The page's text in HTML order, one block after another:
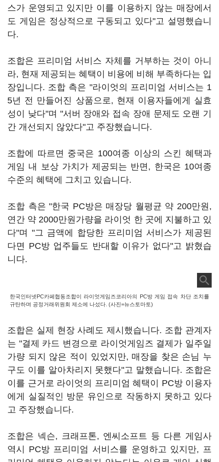
스가 운영되고 있지만 이를 이용하지 않는 매장에서
도 게임은 정상적으로 구동되고 있다"고 설명했습니
다.
조합은 프리미엄 서비스 자체를 거부하는 것이 아니
라, 현재 제공되는 혜택이 비용에 비해 부족하다는 입
장입니다. 조합 측은 "라이엇의 프리미엄 서비스는 1
5년 전 만들어진 상품으로, 현재 이용자들에게 실효
성이 낮다"며 "서버 장애와 접속 장애 문제도 오랜 기
간 개선되지 않았다"고 주장했습니다.
조합에 따르면 중국은 100여종 이상의 스킨 혜택과
게임 내 보상 가치가 제공되는 반면, 한국은 10여종
수준의 혜택에 그치고 있습니다.
조합 측은 "한국 PC방은 매장당 월평균 약 200만원,
연간 약 2000만원가량을 라이엇 한 곳에 지불하고 있
다"며 "그 금액에 합당한 프리미엄 서비스가 제공된
다면 PC방 업주들도 반대할 이유가 없다"고 밝혔습
니다.
한국인터넷PC카페협동조합이 라이엇게임즈코리아의 PC방 게임 접속 차단 조치를
규탄하며 공정거래위원회 제소에 나섰다. (사진=뉴스토마토)
조합은 실제 현장 사례도 제시했습니다. 조합 관계자
는 "결제 카드 변경으로 라이엇게임즈 결제가 일주일
가량 되지 않은 적이 있었지만, 매장을 찾은 손님 누
구도 이를 알아차리지 못했다"고 말했습니다. 조합은
이를 근거로 라이엇의 프리미엄 혜택이 PC방 이용자
에게 실질적인 방문 유인으로 작동하지 못하고 있다
고 주장했습니다.
조합은 넥슨, 크래프톤, 엔씨소프트 등 다른 게임사
역시 PC방 프리미엄 서비스를 운영하고 있지만, 프